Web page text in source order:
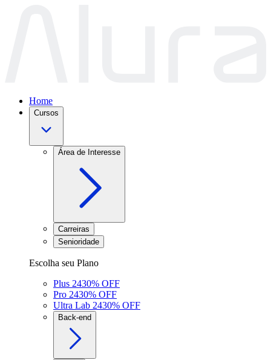
Home
Cursos
Área de Interesse
Carreiras
Senioridade
Escolha seu Plano
Plus 2430% OFF
Pro 2430% OFF
Ultra Lab 2430% OFF
Back-end